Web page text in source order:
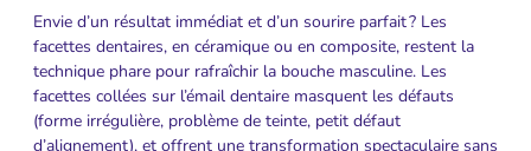
Envie d’un résultat immédiat et d’un sourire parfait ? Les
facettes dentaires, en céramique ou en composite, restent la
technique phare pour rafraîchir la bouche masculine. Les
facettes collées sur l’émail dentaire masquent les défauts
(forme irrégulière, problème de teinte, petit défaut
d’alignement), et offrent une transformation spectaculaire sans